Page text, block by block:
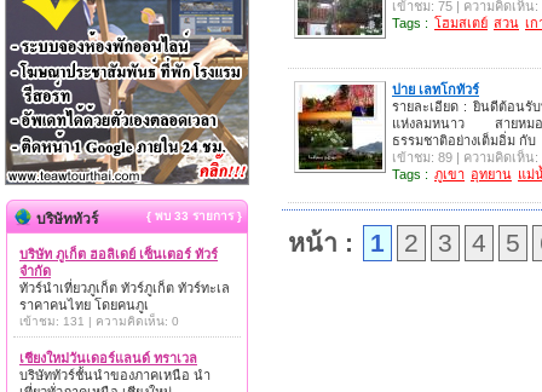
เข้าชม: 75 | ความคิดเห็น:
Tags : โฮมสเตย์ สวน เก
ปาย เลทโกทัวร์
รายละเอียด : ยินดีต้อนรับ
แห่งลมหนาว สายหม
ธรรมชาติอย่างเต็มอิ่ม กับ
เข้าชม: 89 | ความคิดเห็น:
Tags : ภูเขา อุทยาน แม่
หน้า : 1 2 3 4 5
บริษัททัวร์ { พบ 33 รายการ }
บริษัท ภูเก็ต ฮอลิเดย์ เซ็นเตอร์ ทัวร์
จำกัด
ทัวร์นำเที่ยวภูเก็ต ทัวร์ภูเก็ต ทัวร์ทะเล
ราคาคนไทย โดยคนภูเ
เข้าชม: 131 | ความคิดเห็น: 0
เชียงใหม่วันเดอร์แลนด์ ทราเวล
บริษัททัวร์ชั้นนำของภาคเหนือ นำ